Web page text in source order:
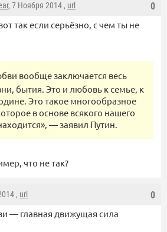
0
, 7 Ноября 2014 , url
так если серьёзно, с чем ты не
вообще заключается весь
бытия. Это и любовь к семье, к
Это такое многообразное
в основе всякого нашего
— заявил Путин.
что не так?
0
, url
— главная движущая сила